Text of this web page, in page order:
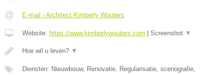
E-mail › Architect Kimberly Wouters
Website: https://www.kimberlywouters.com Screenshot ▼
Hoe wil u leven? ▼
Diensten: Nieuwbouw, Renovatie, Regularisatie, scenografie,